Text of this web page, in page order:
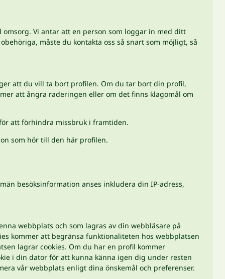
Vi antar att en person som loggar in med ditt
måste du kontakta oss så snart som möjligt, så
att du vill ta bort profilen. Om du tar bort din profil,
att ångra raderingen eller om det finns klagomål om
att förhindra missbruk i framtiden.
som hör till den här profilen.
besöksinformation anses inkludera din IP-adress,
webbplats och som lagras av din webbläsare på
kommer att begränsa funktionaliteten hos webbplatsen
lagrar cookies. Om du har en profil kommer
i din dator för att kunna känna igen dig under resten
vår webbplats enligt dina önskemål och preferenser.